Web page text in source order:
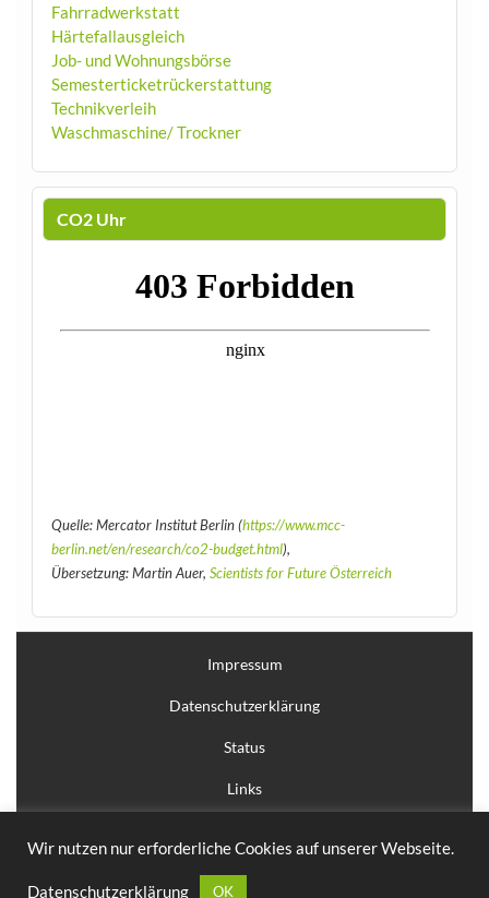
Fahrradwerkstatt
Härtefallausgleich
Job- und Wohnungsbörse
Semesterticketrückerstattung
Technikverleih
Waschmaschine/ Trockner
CO2 Uhr
Quelle: Mercator Institut Berlin (https://www.mcc-
berlin.net/en/research/co2-budget.html),
Übersetzung: Martin Auer, Scientists for Future Österreich
Impressum
Datenschutzerklärung
Status
Links
Erstellt mit WordPress
Wir nutzen nur erforderliche Cookies auf unserer Webseite.
Datenschutzerklärung OK